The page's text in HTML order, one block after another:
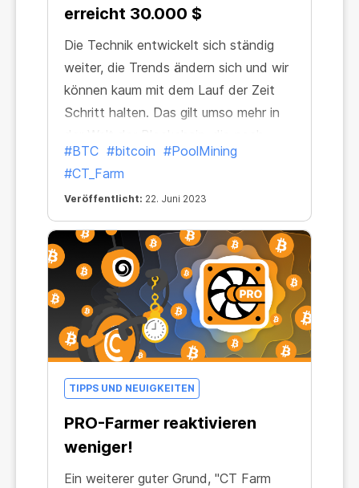
erreicht 30.000 $
Die Technik entwickelt sich ständig
weiter, die Trends ändern sich und wir
können kaum mit dem Lauf der Zeit
Schritt halten. Das gilt umso mehr in
schneller wächst als unser
Alltagsleben. Das Großartige daran ist,
dass wir einen stabilen Bezugspunkt
haben, der uns in jeder Situation
erhalten bleibt – Bitcoin.
#BTC #bitcoin #PoolMining
#CT_Farm
Veröffentlicht: 22. Juni 2023
TIPPS UND NEUIGKEITEN
PRO-Farmer reaktivieren
weniger!
Ein weiterer guter Grund, "CT Farm